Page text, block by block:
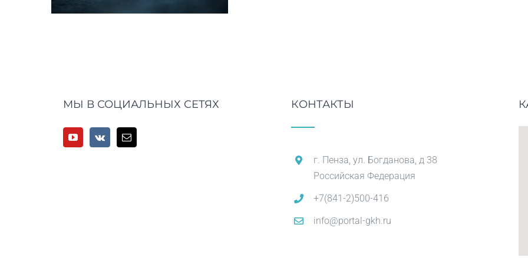
МЫ В СОЦИАЛЬНЫХ СЕТЯХ КОНТАКТЫ
г. Пенза, ул. Богданова, д 38
Российская Федерация
+7(841-2)500-416
info@portal-gkh.ru